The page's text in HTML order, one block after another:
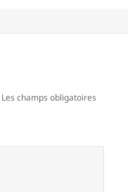
Les champs obligatoires